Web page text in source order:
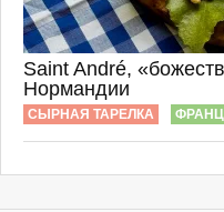
Saint André,
Нормандии
СЫРНАЯ ТАРЕЛКА